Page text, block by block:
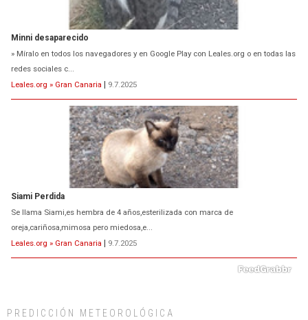
Siami Perdida
Se llama Siami,es hembra de 4 años,esterilizada con marca de
oreja,cariñosa,mimosa pero miedosa,e...
Leales.org » Gran Canaria
9.7.2025
ADOPCIÓN URGENTE GATA TEROR GRAN CANARIA
El ayuntamiento se va a llevar a Los Gatos callejeros de la zona los próximos
días, ella incluida...
Leales.org » Gran Canaria
9.7.2025
PREDICCIÓN METEOROLÓGICA